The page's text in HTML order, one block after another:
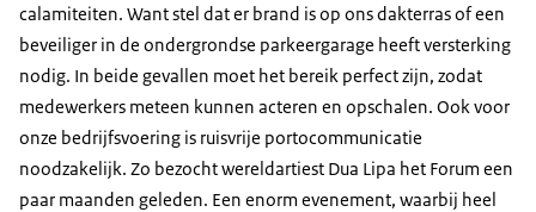
calamiteiten. Want stel dat er brand is op ons dakterras of een
beveiliger in de ondergrondse parkeergarage heeft versterking
nodig. In beide gevallen moet het bereik perfect zijn, zodat
medewerkers meteen kunnen acteren en opschalen. Ook voor
onze bedrijfsvoering is ruisvrije portocommunicatie
noodzakelijk. Zo bezocht wereldartiest Dua Lipa het Forum een
paar maanden geleden. Een enorm evenement, waarbij heel